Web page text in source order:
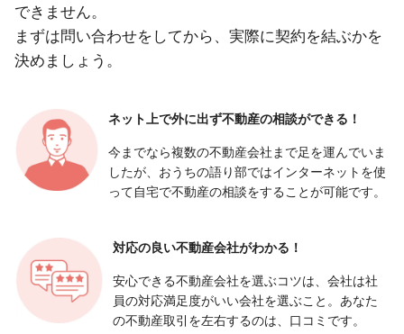
できません。
まずは問い合わせをしてから、実際に契約を結ぶかを
決めましょう。
ネット上で外に出ず不動産の相談ができる！
今までなら複数の不動産会社まで足を運んでいま
したが、おうちの語り部ではインターネットを使
って自宅で不動産の相談をすることが可能です。
対応の良い不動産会社がわかる！
安心できる不動産会社を選ぶコツは、会社は社
員の対応満足度がいい会社を選ぶこと。あなた
の不動産取引を左右するのは、口コミです。